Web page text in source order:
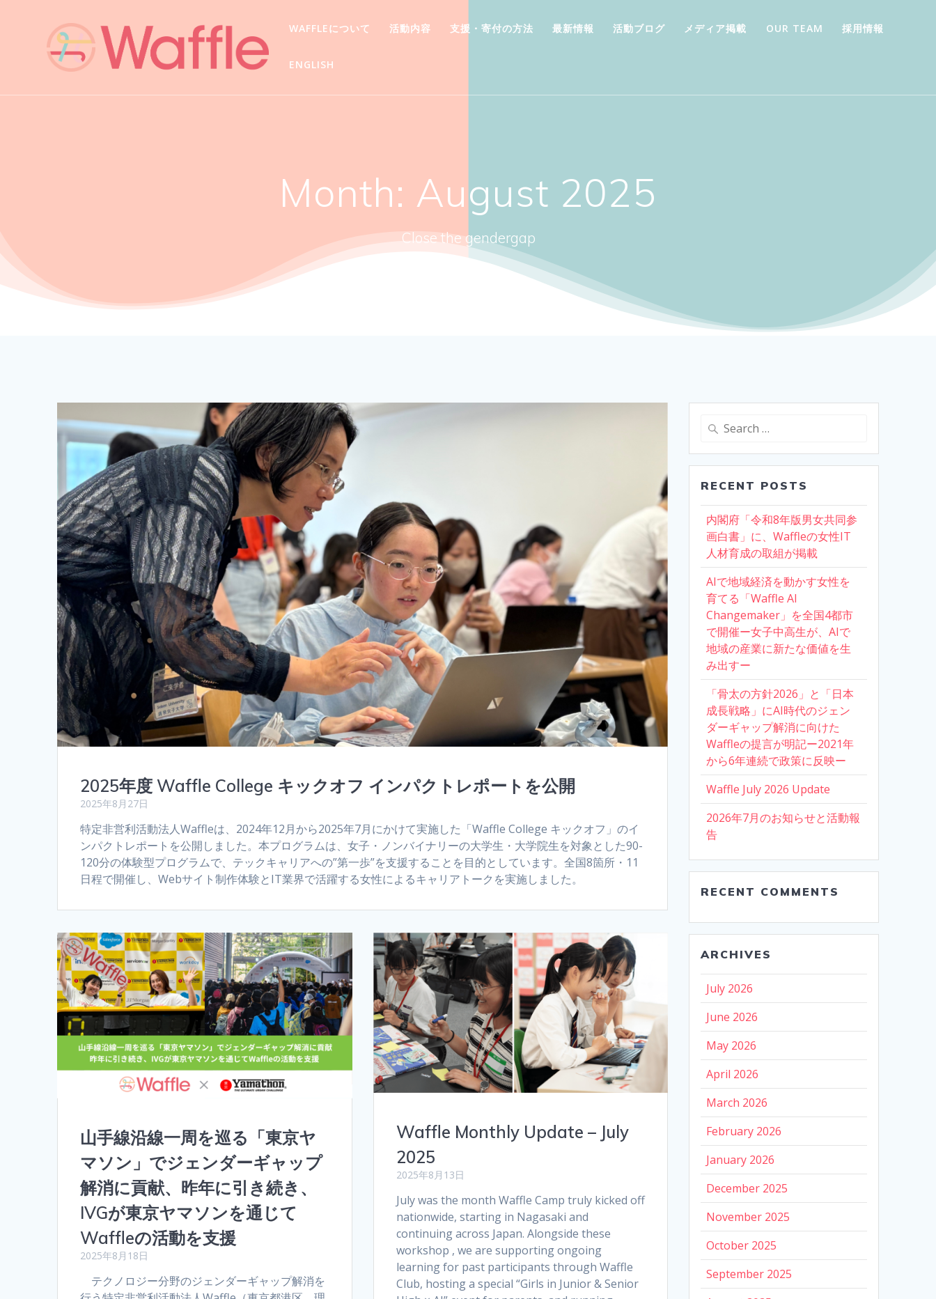
WAFFLEについて 活動内容 支援・寄付の方法 最新情報 活動ブログ メディア掲載 OUR TEAM 採用情報
ENGLISH
Month: August 2025
Close the gendergap
2025年度 Waffle College キックオフ インパクトレポートを公開
2025年8月27日
特定非営利活動法人Waffleは、2024年12月から2025年7月にかけて実施した「Waffle College キックオフ」のイ
ンパクトレポートを公開しました。本プログラムは、女子・ノンバイナリーの大学生・大学院生を対象とした90-
120分の体験型プログラムで、テックキャリアへの”第一歩”を支援することを目的としています。全国8箇所・11
日程で開催し、Webサイト制作体験とIT業界で活躍する女性によるキャリアトークを実施しました。
山手線沿線一周を巡る「東京ヤ
マソン」でジェンダーギャップ
解消に貢献、昨年に引き続き、
IVGが東京ヤマソンを通じて
Waffleの活動を支援
2025年8月18日
テクノロジー分野のジェンダーギャップ解消を
Waffle Monthly Update – July
2025
2025年8月13日
July was the month Waffle Camp truly kicked off
nationwide, starting in Nagasaki and
continuing across Japan. Alongside these
workshop , we are supporting ongoing
learning for past participants through Waffle
Club, hosting a special “Girls in Junior & Senior
Search
RECENT POSTS
内閣府「令和8年版男女共同参
画白書」に、Waffleの女性IT
人材育成の取組が掲載
AIで地域経済を動かす女性を
育てる「Waffle AI
Changemaker」を全国4都市
で開催ー女子中高生が、AIで
地域の産業に新たな価値を生
み出すー
「骨太の方針2026」と「日本
成長戦略」にAI時代のジェン
ダーギャップ解消に向けた
Waffleの提言が明記ー2021年
から6年連続で政策に反映ー
Waffle July 2026 Update
2026年7月のお知らせと活動報
告
RECENT COMMENTS
ARCHIVES
July 2026
June 2026
May 2026
April 2026
March 2026
February 2026
January 2026
December 2025
November 2025
October 2025
September 2025